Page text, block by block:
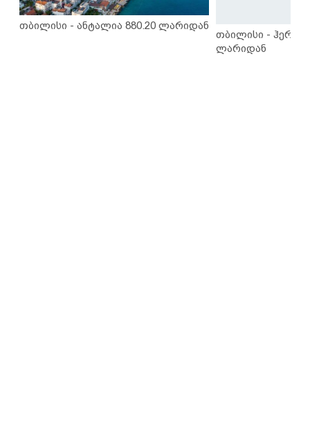
თბილისი - ანტალია 880.20 ლარიდან
თბილისი -
ლარიდან